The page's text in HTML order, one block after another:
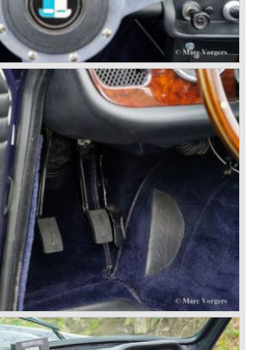
up windows.
TR 4a was introduced with IRS
The sixties of the
the glory days of Triumph, they had
and sales were flourishing.
six cylinder Triumph TR 5 was
was the first car factory fitted with a
This mechanical injection system
Lucas. The TR 5 was in fact a
with a six cylinder engine.
six with P.I. (Petrol Injection) system
150 SAE hp. The complex P.I.
it to the US market because is was
adjust. The TR 5 for the US market
and was named Triumph
was working on a prestigious
entirely new car and engine which
Triumph Stag. The project
amount of money and Triumph